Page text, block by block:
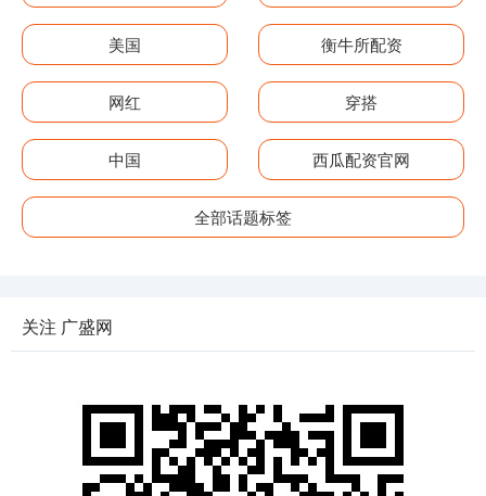
美国 衡牛所配资
网红 穿搭
中国 西瓜配资官网
全部话题标签
关注 广盛网